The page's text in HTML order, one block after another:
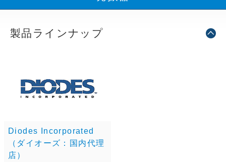
製品ラインナップ
Diodes Incorporated
（ダイオーズ：国内代理
店）